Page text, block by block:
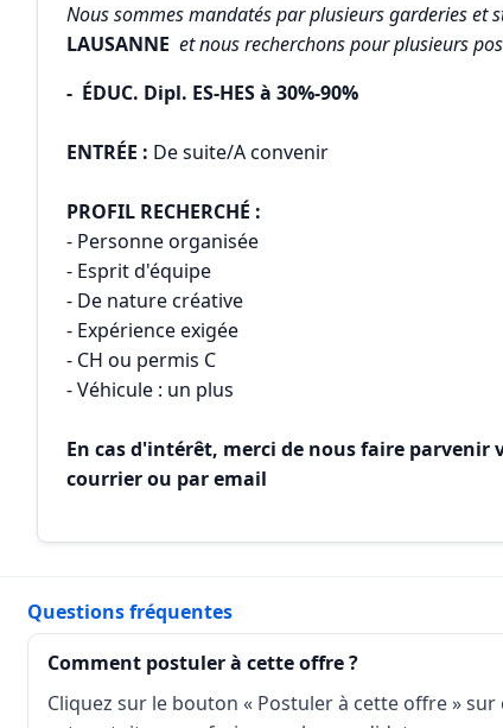
Nous sommes mandatés par plusieurs garderies et
LAUSANNE et nous recherchons pour plusieurs
- ÉDUC. Dipl. ES-HES à 30%-90%
ENTRÉE : De suite/A convenir
PROFIL RECHERCHÉ :
- Personne organisée
- Esprit d'équipe
- De nature créative
- Expérience exigée
- CH ou permis C
- Véhicule : un plus
En cas d'intérêt, merci de nous faire parvenir
courrier ou par email
Questions fréquentes
Comment postuler à cette offre ?
Cliquez sur le bouton « Postuler à cette offre »